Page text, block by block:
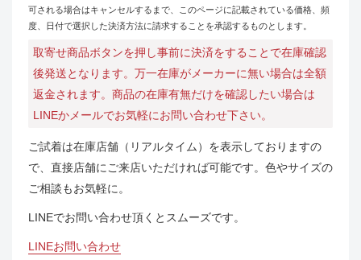
可される場合はキャンセルするまで、このページに記載されている価格、頻
度、日付で選択した決済方法に請求することを承認するものとします。
取寄せ商品ボタンを押し事前に決済をすることで在庫確認
後発送となります。万一在庫がメーカーに無い場合は全額
返金されます。商品の在庫有無だけを確認したい場合は
LINEかメールでお気軽にお問い合わせ下さい。
ご試着は在庫店舗（リアルタイム）を表示しておりますの
で、直接店舗にご来店いただければ可能です。色やサイズの
ご相談もお気軽に。
LINEでお問い合わせ頂くとスムーズです。
LINEお問い合わせ